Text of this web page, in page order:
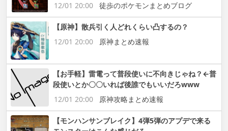
12/01 20:00
徒歩のポケモンまとめブログ
【原神】散兵引く人どれくらい凸するの？
12/01 20:00
原神まとめ速報
【お手軽】雷電って普段使いに不向きじゃね？←普
段使いとか〇〇いれば後誰でもいいだろwww
12/01 20:00
原神攻略まとめ速報
【モンハンサンブレイク】4弾5弾のアプデで来る